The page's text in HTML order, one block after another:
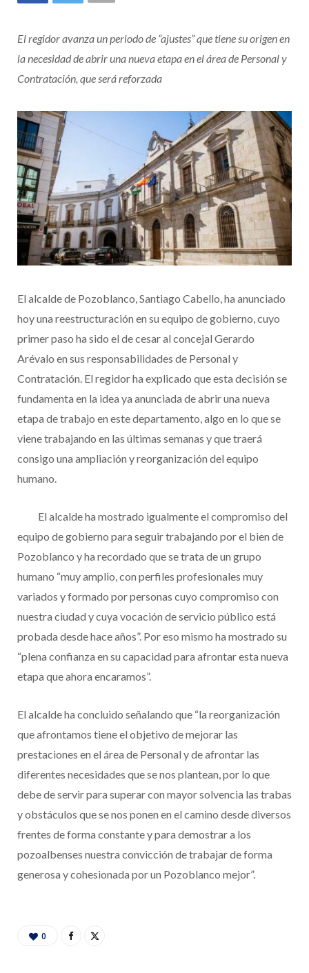
El regidor avanza un periodo de “ajustes” que tiene su origen en
la necesidad de abrir una nueva etapa en el área de Personal y
Contratación, que será reforzada
El alcalde de Pozoblanco, Santiago Cabello, ha anunciado
hoy una reestructuración en su equipo de gobierno, cuyo
primer paso ha sido el de cesar al concejal Gerardo
Arévalo en sus responsabilidades de Personal y
Contratación. El regidor ha explicado que esta decisión se
fundamenta en la idea ya anunciada de abrir una nueva
etapa de trabajo en este departamento, algo en lo que se
viene trabajando en las últimas semanas y que traerá
consigo una ampliación y reorganización del equipo
humano.
El alcalde ha mostrado igualmente el compromiso del
equipo de gobierno para seguir trabajando por el bien de
Pozoblanco y ha recordado que se trata de un grupo
humano “muy amplio, con perfiles profesionales muy
variados y formado por personas cuyo compromiso con
nuestra ciudad y cuya vocación de servicio público está
probada desde hace años”. Por eso mismo ha mostrado su
“plena confianza en su capacidad para afrontar esta nueva
etapa que ahora encaramos”.
El alcalde ha concluido señalando que “la reorganización
que afrontamos tiene el objetivo de mejorar las
prestaciones en el área de Personal y de afrontar las
diferentes necesidades que se nos plantean, por lo que
debe de servir para superar con mayor solvencia las trabas
y obstáculos que se nos ponen en el camino desde diversos
frentes de forma constante y para demostrar a los
pozoalbenses nuestra convicción de trabajar de forma
generosa y cohesionada por un Pozoblanco mejor”.
0